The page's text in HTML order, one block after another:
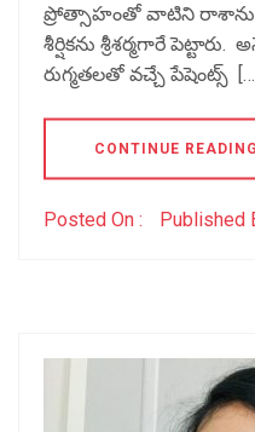
ప్రోత్సాహంతో వాటిని రాశాను.
శీర్షికను శ్రీశర్మగారే
రుగ్మతలతో వచ్చే పేషెంట్స్ […]
CONTINUE READING
Posted On : Published